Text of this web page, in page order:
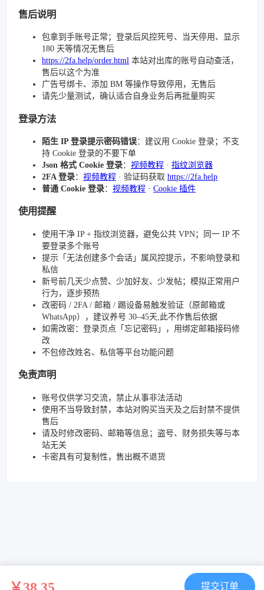
售后说明
包拿到手账号正常；登录后风控死号、当天停用、显示
180 天等情况无售后
https://2fa.help/order.html 本站对出库的账号自动查活，
售后以这个为准
广告号绑卡、添加 BM 等操作导致停用，无售后
请先少量测试，确认适合自身业务后再批量购买
登录方法
陌生 IP 登录提示密码错误：建议用 Cookie 登录；不支
持 Cookie 登录的不要下单
Json 格式 Cookie 登录： 视频教程 · 指纹浏览器
2FA 登录： 视频教程 · 验证码获取 https://2fa.help
普通 Cookie 登录： 视频教程 · Cookie 插件
使用提醒
使用干净 IP + 指纹浏览器，避免公共 VPN；同一 IP 不
要登录多个账号
提示「无法创建多个会话」属风控提示，不影响登录和
私信
新号前几天少点赞、少加好友、少发帖；模拟正常用户
行为，逐步预热
改密码 / 2FA / 邮箱 / 踢设备易触发验证（原邮箱或
WhatsApp），建议养号 30–45天,此不作售后依据
如需改密：登录页点「忘记密码」，用绑定邮箱接码修
改
不包修改姓名、私信等平台功能问题
免责声明
账号仅供学习交流，禁止从事非法活动
使用不当导致封禁，本站对购买当天及之后封禁不提供
售后
请及时修改密码、邮箱等信息；盗号、财务损失等与本
站无关
卡密具有可复制性，售出概不退货
提交订单